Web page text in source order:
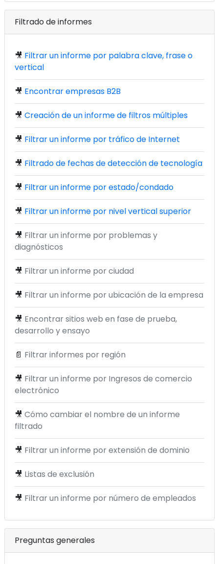
Filtrado de informes
🎥 Filtrar un informe por palabra clave, frase o
vertical
🎥 Encontrar empresas B2B
🎥 Creación de un informe de filtros múltiples
🎥 Filtrar un informe por tráfico de Internet
🎥 Filtrado de fechas de detección de tecnología
🎥 Filtrar un informe por estado/condado
🎥 Filtrar un informe por nivel vertical superior
🎥 Filtrar un informe por problemas y
diagnósticos
🎥 Filtrar un informe por ciudad
🎥 Filtrar un informe por ubicación de la empresa
🎥 Encontrar sitios web en fase de prueba,
desarrollo y ensayo
📄 Filtrar informes por región
🎥 Filtrar un informe por Ingresos de comercio
electrónico
🎥 Cómo cambiar el nombre de un informe
filtrado
🎥 Filtrar un informe por extensión de dominio
🎥 Listas de exclusión
🎥 Filtrar un informe por número de empleados
Preguntas generales